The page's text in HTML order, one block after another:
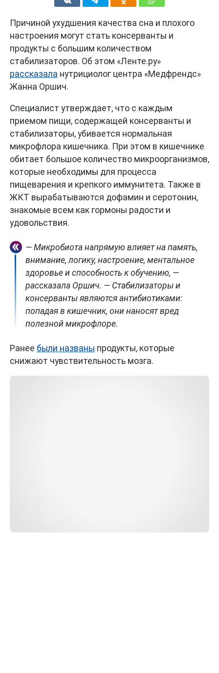
Причиной ухудшения качества сна и плохого
настроения могут стать консерванты и
продукты с большим количеством
стабилизаторов. Об этом «Ленте.ру»
рассказала нутрициолог центра «Медфрендс»
Жанна Оршич.
Специалист утверждает, что с каждым
приемом пищи, содержащей консерванты и
стабилизаторы, убивается нормальная
микрофлора кишечника. При этом в кишечнике
обитает большое количество микроорганизмов,
которые необходимы для процесса
пищеварения и крепкого иммунитета. Также в
ЖКТ вырабатываются дофамин и серотонин,
знакомые всем как гормоны радости и
удовольствия.
— Микробиота напрямую влияет на память,
внимание, логику, настроение, ментальное
здоровье и способность к обучению, —
рассказала Оршич. — Стабилизаторы и
консерванты являются антибиотиками:
попадая в кишечник, они наносят вред
полезной микрофлоре.
Ранее были названы продукты, которые
снижают чувствительность мозга.